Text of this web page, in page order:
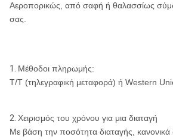
Αεροπορικώς, από σαφή ή θαλασσίως
σας.
1. Μέθοδοι πληρωμής:
T/T (τηλεγραφική μεταφορά) ή Western
2. Χειρισμός του χρόνου για μια διαταγή
Με βάση την ποσότητα διαταγής, κανονικά